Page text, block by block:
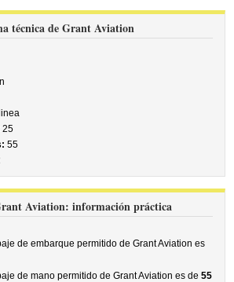
técnica de Grant Aviation
25
55
Aviation: información práctica
de embarque permitido de Grant Aviation es
de mano permitido de Grant Aviation es de55